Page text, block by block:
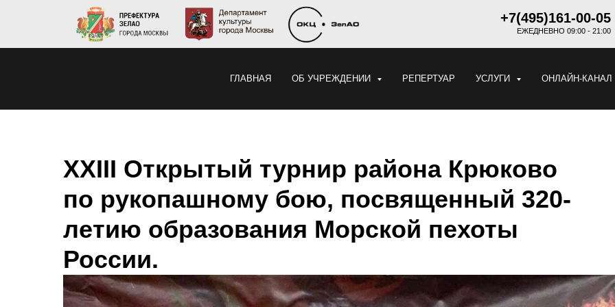
+7(495)161-00-05
ЕЖЕДНЕВНО 09:00 - 21:00
ГЛАВНАЯ ОБ УЧРЕЖДЕНИИ РЕПЕРТУАР УСЛУГИ ОНЛАЙН-КАНАЛ
XXIII Открытый турнир района Крюково
по рукопашному бою, посвященный 320-
летию образования Морской пехоты
России.